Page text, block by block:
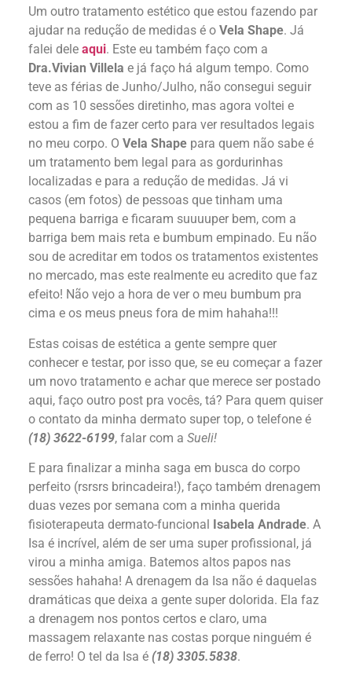
Um outro tratamento estético que estou fazendo par
ajudar na redução de medidas é o Vela Shape. Já
falei dele aqui. Este eu também faço com a
Dra.Vivian Villela e já faço há algum tempo. Como
teve as férias de Junho/Julho, não consegui seguir
com as 10 sessões diretinho, mas agora voltei e
estou a fim de fazer certo para ver resultados legais
no meu corpo. O Vela Shape para quem não sabe é
um tratamento bem legal para as gordurinhas
localizadas e para a redução de medidas. Já vi
casos (em fotos) de pessoas que tinham uma
pequena barriga e ficaram suuuuper bem, com a
barriga bem mais reta e bumbum empinado. Eu não
sou de acreditar em todos os tratamentos existentes
no mercado, mas este realmente eu acredito que faz
efeito! Não vejo a hora de ver o meu bumbum pra
cima e os meus pneus fora de mim hahaha!!!
Estas coisas de estética a gente sempre quer
conhecer e testar, por isso que, se eu começar a fazer
um novo tratamento e achar que merece ser postado
aqui, faço outro post pra vocês, tá? Para quem quiser
o contato da minha dermato super top, o telefone é
(18) 3622-6199, falar com a Sueli!
E para finalizar a minha saga em busca do corpo
perfeito (rsrsrs brincadeira!), faço também drenagem
duas vezes por semana com a minha querida
fisioterapeuta dermato-funcional
Isabela Andrade. A
Isa é incrível, além de ser uma super profissional, já
virou a minha amiga. Batemos altos papos nas
sessões hahaha! A drenagem da Isa não é daquelas
dramáticas que deixa a gente super dolorida. Ela faz
a drenagem nos pontos certos e claro, uma
massagem relaxante nas costas porque ninguém é
de ferro! O tel da Isa é (18) 3305.5838.